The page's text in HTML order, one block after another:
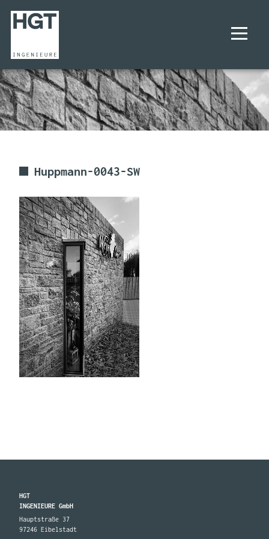
UNTERNEHMEN
LEISTUNGEN
KARRIERE
KONTAKT
Huppmann-0043-SW
HGT
INGENIEURE GmbH
Hauptstraße 37
97246 Eibelstadt